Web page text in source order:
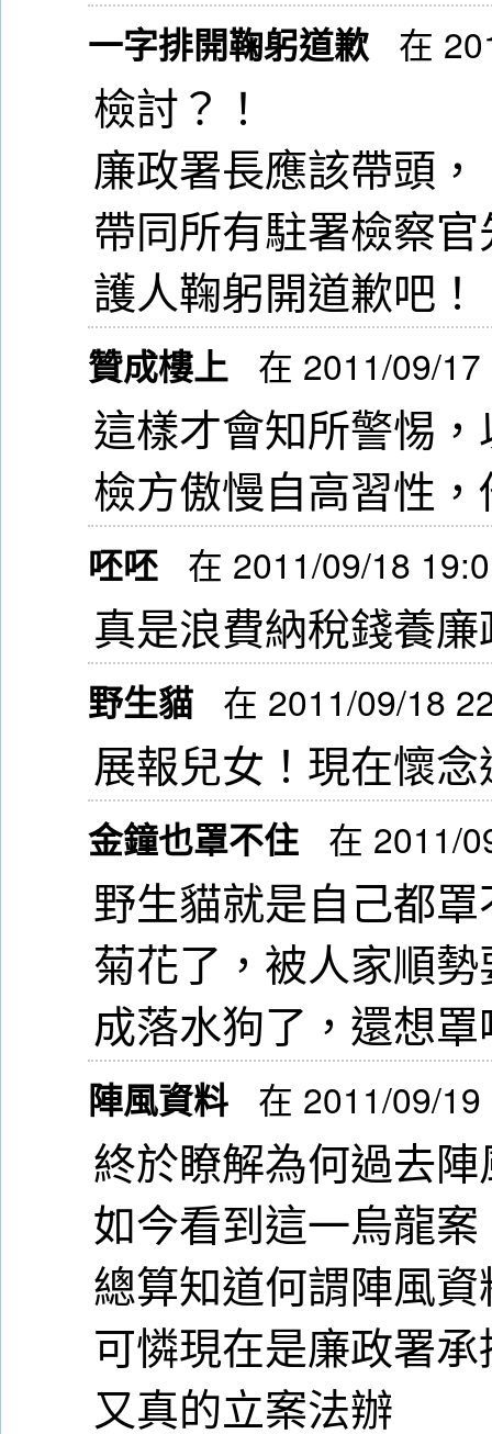
一字排開鞠躬道歉 在
檢討？！
廉政署長應該帶頭，
帶同所有駐署檢察
護人鞠躬開道歉吧！
贊成樓上 在 2011/09/
這樣才會知所警惕
檢方傲慢自高習性
呸呸 在 2011/09/18
真是浪費納稅錢養
野生貓 在 2011/09/18
展報兒女！現在懷
金鐘也罩不住 在 2011/
野生貓就是自己都
菊花了，被人家順
成落水狗了，還想
陣風資料 在 2011/09/
終於瞭解為何過去
如今看到這一烏龍案
總算知道何謂陣風資
可憐現在是廉政署
又真的立案法辦